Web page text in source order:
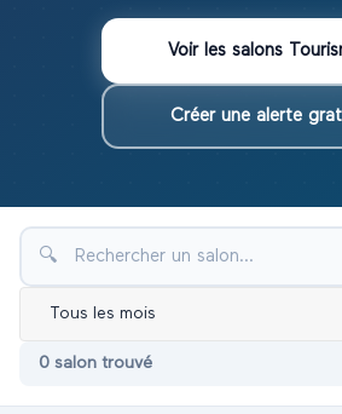
Voir les salons
Créer une alerte
🔍
0 salon trouvé